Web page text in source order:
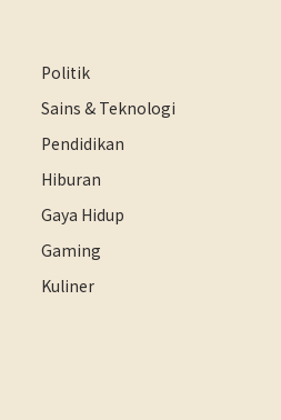
Politik
Sains & Teknologi
Pendidikan
Hiburan
Gaya Hidup
Gaming
Kuliner